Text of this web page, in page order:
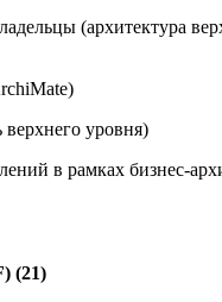
(архитектура
уровня)
в рамках бизнес-
) (21)